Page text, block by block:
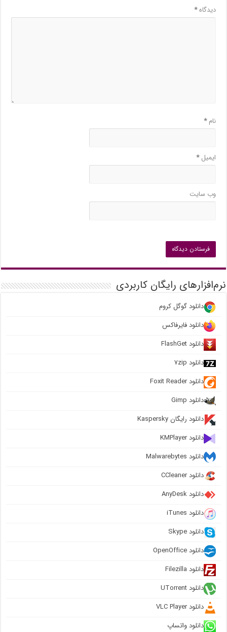
دیدگاه*
نام*
ایمیل*
وب‌ سایت
نرم‌افزارهای رایگان کاربردی
دانلود گوگل کروم
دانلود فایرفاکس
دانلود FlashGet
دانلود ۷zip
دانلود Foxit Reader
دانلود Gimp
دانلود رایگان Kaspersky
دانلود KMPlayer
دانلود Malwarebytes
دانلود CCleaner
دانلود AnyDesk
دانلود iTunes
دانلود Skype
دانلود OpenOffice
دانلود Filezilla
دانلود UTorrent
دانلود VLC Player
دانلود واتساپ